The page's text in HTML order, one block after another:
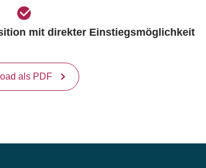
mit direkter Einstiegsmöglichkeit
als PDF